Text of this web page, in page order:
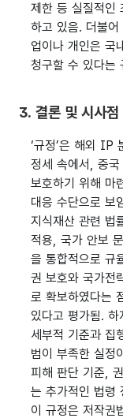
제한 등 실질적인
하고 있음. 더불어
업이나 개인은 국
청구할 수 있다는
3. 결론 및 시사점
‘규정’은 해외 IP
정세 속에서, 중
보호하기 위해 마
대응 수단으로 보
지식재산 관련 법
적용, 국가 안보
을 통합적으로 규
권 보호와 국가전
로 확보하였다는
있다고 평가됨.
세부적 기준과 집
범이 부족한 실정
피해 판단 기준,
는 추가적인 법령
이 규정은 저작권